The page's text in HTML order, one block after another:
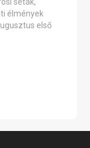
élmények
első